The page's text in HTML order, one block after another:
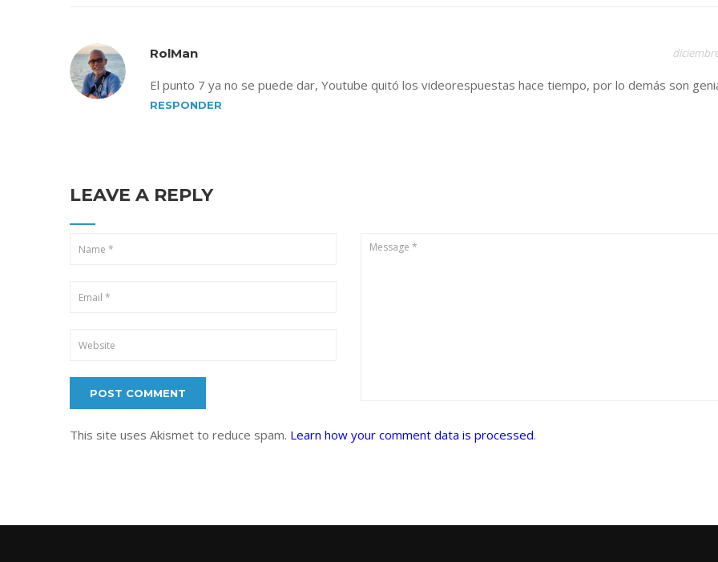
RolMan
El punto 7 ya no se puede dar, Youtube quitó los videorespuestas hace tiempo, por lo demás son
RESPONDER
LEAVE A REPLY
This site uses Akismet to reduce spam. Learn how your comment data is processed.